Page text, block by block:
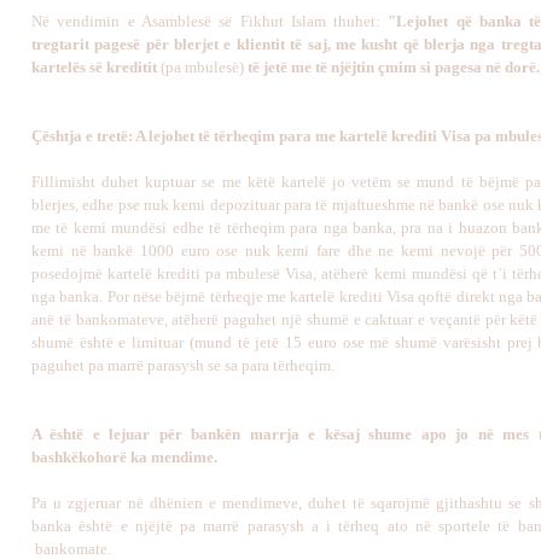
Në vendimin e Asamblesë së Fikhut Islam thuhet: "Lejohet që banka
tregtarit pagesë për blerjet e klientit të saj, me kusht që blerja nga
kartelës së kreditit (pa mbulesë) të jetë me të njëjtin çmim si pagesa në
Çështja e tretë: A lejohet të tërheqim para me kartelë krediti Visa pa
Fillimisht duhet kuptuar se me këtë kartelë jo vetëm se mund të bëjmë
blerjes, edhe pse nuk kemi depozituar para të mjaftueshme në bankë ose nuk
me të kemi mundësi edhe të tërheqim para nga banka, pra na i huazon
kemi në bankë 1000 euro ose nuk kemi fare dhe ne kemi nevojë për
posedojmë kartelë krediti pa mbulesë Visa, atëherë kemi mundësi që t`i
nga banka. Por nëse bëjmë tërheqje me kartelë krediti Visa qoftë direkt nga
anë të bankomateve, atëherë paguhet një shumë e caktuar e veçantë për
shumë është e limituar (mund të jetë 15 euro ose më shumë varësisht prej
paguhet pa marrë parasysh se sa para tërheqim.
A është e lejuar për bankën marrja e kësaj shume apo jo në mes
bashkëkohorë ka mendime.
Pa u zgjeruar në dhënien e mendimeve, duhet të sqarojmë gjithashtu se
banka është e njëjtë pa marrë parasysh a i tërheq ato në sportele të
bankomate.